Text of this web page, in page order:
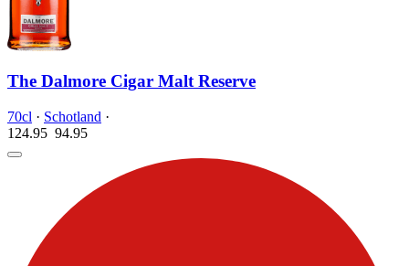
The Dalmore Cigar Malt Reserve
70cl · Schotland ·
124.95 94.95